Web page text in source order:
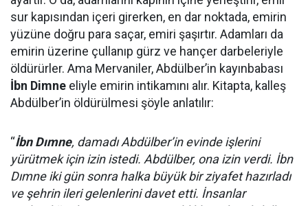
sur kapısından içeri girerken, en dar noktada, emirin
yüzüne doğru para saçar, emiri şaşırtır. Adamları da
emirin üzerine çullanıp gürz ve hançer darbeleriyle
öldürürler. Ama Mervaniler, Abdülber’in kayınbabası
İbn Dimne eliyle emirin intikamını alır. Kitapta, kalleş
Abdülber’in öldürülmesi şöyle anlatılır:
“İbn Dımne, damadı Abdülber’in evinde işlerini
yürütmek için izin istedi. Abdülber, ona izin verdi. İbn
Dımne iki gün sonra halka büyük bir ziyafet hazırladı
ve şehrin ileri gelenlerini davet etti. İnsanlar